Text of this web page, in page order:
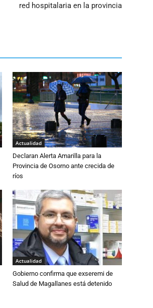
red hospitalaria en la provincia
Actualidad
Declaran Alerta Amarilla para la
Provincia de Osorno ante crecida de
ríos
Actualidad
Gobierno confirma que exseremi de
Salud de Magallanes está detenido